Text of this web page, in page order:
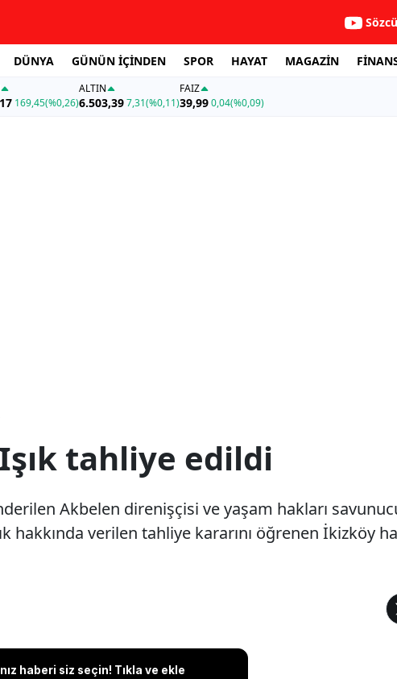
DÜNYA GÜNÜN İÇİNDEN SPOR HAYAT MAGAZİN
169,45(%0,26)
ALTIN
6.503,397,31(%0,11)
FAİZ
39,990,04(%0,09)
tahliye edildi
Akbelen direnişçisi ve yaşam hakları
verilen tahliye kararını öğrenen İkizköy
haberi siz seçin! Tıkla ve ekle